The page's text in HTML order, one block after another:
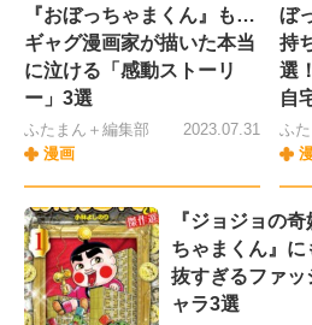
『おぼっちゃまくん』も…
ギャグ漫画家が描いた本当
に泣ける「感動ストーリ
ー」3選
ふたまん＋編集部
漫画
2023.07.31
ぼ
持
選
自
ふ
『ジョジョの
ちゃまくん』
抜すぎるファッ
ャラ3選